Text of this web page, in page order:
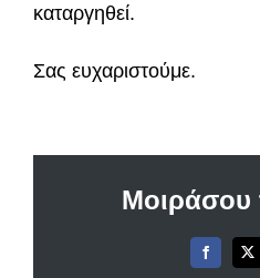
καταργηθεί.
Σας ευχαριστούμε.
Μοιράσου
Facebook
X